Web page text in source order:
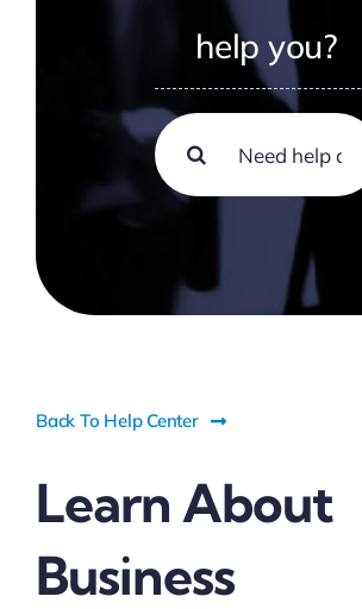
help you?
Search
for:
Back To Help Center
Learn About
Business